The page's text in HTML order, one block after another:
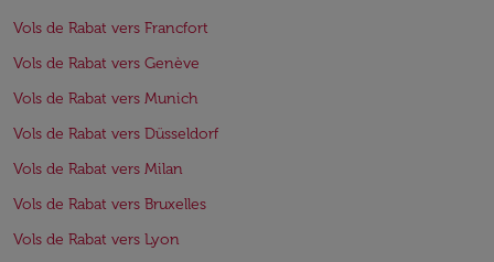
Vols de Rabat vers Francfort
Vols de Rabat vers Genève
Vols de Rabat vers Munich
Vols de Rabat vers Düsseldorf
Vols de Rabat vers Milan
Vols de Rabat vers Bruxelles
Vols de Rabat vers Lyon